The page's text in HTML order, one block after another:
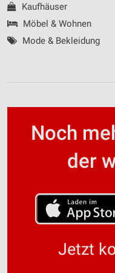
Kaufhäuser
Möbel & Wohnen
Mode & Bekleidung
Noch
der
Jetzt